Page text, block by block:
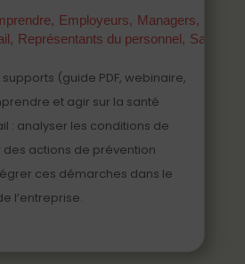
Employeurs Managers
Représentants du personnel Salariés
(guide PDF, webinaire,
et agir sur la santé
: analyser les conditions de
des actions de prévention
ces démarches dans le
l’entreprise.